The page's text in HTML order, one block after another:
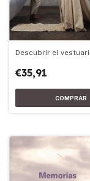
Descubrir el
€35,91